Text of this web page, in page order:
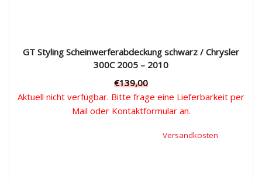
GT Styling Scheinwerferabdeckung schwarz / Chrysler
300C 2005 – 2010
€139,00
Aktuell nicht verfügbar. Bitte frage eine Lieferbarkeit per
Mail oder Kontaktformular an.
Versandkosten